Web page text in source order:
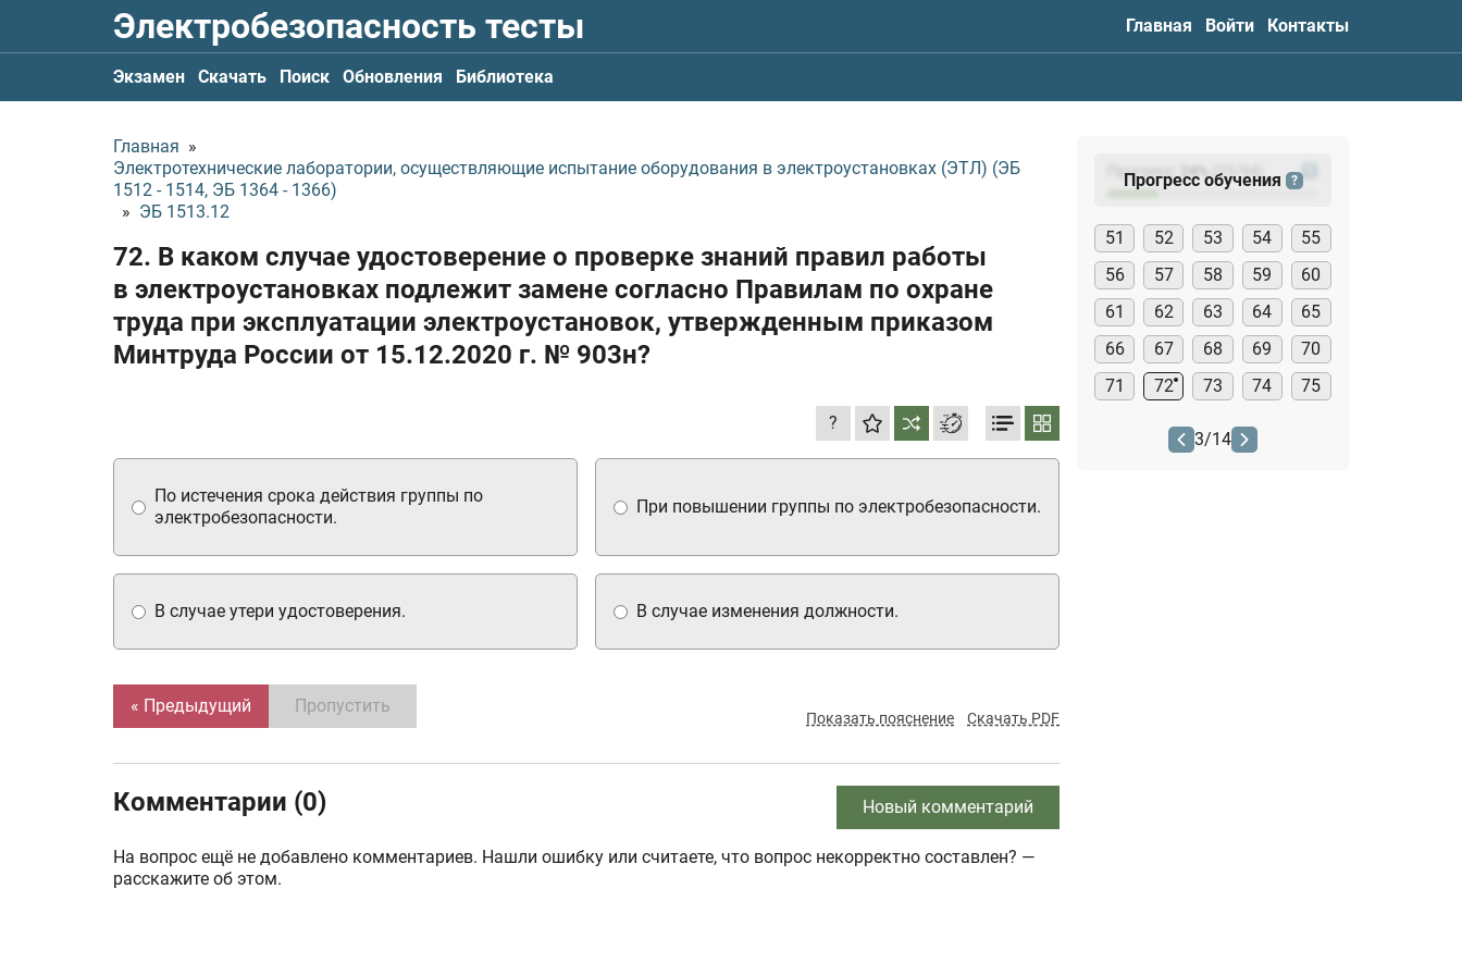
Электробезопасность тесты Главная Войти Контакты
Экзамен Скачать Поиск Обновления Библиотека
Главная »
Электротехнические лаборатории, осуществляющие испытание оборудования в электроустановках (ЭТЛ) (ЭБ
1512 - 1514, ЭБ 1364 - 1366)
» ЭБ 1513.12
72. В каком случае удостоверение о проверке знаний правил работы
в электроустановках подлежит замене согласно Правилам по охране
труда при эксплуатации электроустановок, утвержденным приказом
Минтруда России от 15.12.2020 г. № 903н?
?
По истечения срока действия группы по
электробезопасности.
В случае утери удостоверения.
При повышении группы по электробезопасности.
В случае изменения должности.
« Предыдущий Пропустить
Показать пояснение Скачать PDF
Комментарии (0) Новый комментарий
На вопрос ещё не добавлено комментариев. Нашли ошибку или считаете, что вопрос некорректно составлен? —
расскажите об этом.
Прогресс: (23
Прогресс обучения ?
51 52 53 54
55
56
57 58 59
60
61
62 63 64
65
66
67 68 69
70
71
72 73 74 75
3/14